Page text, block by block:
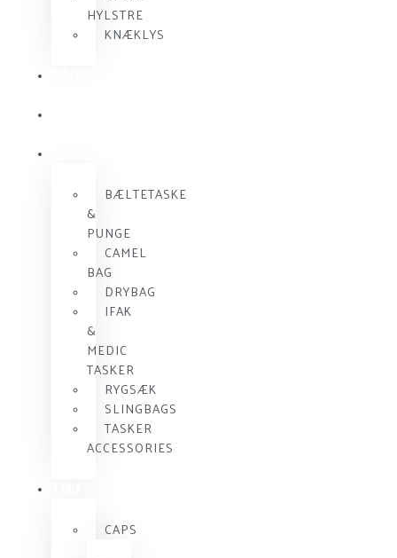
HYLSTRE
KNÆKLYS
BÆLTETASKE
&
PUNGE
CAMEL
BAG
DRYBAG
IFAK
&
MEDIC
TASKER
RYGSÆK
SLINGBAGS
TASKER
ACCESSORIES
CAPS